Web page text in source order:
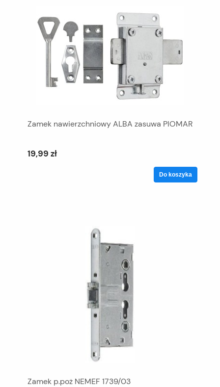
Zamek nawierzchniowy ALBA zasuwa PIOMAR
19,99 zł
Do koszyka
Zamek p.poż NEMEF 1739/03